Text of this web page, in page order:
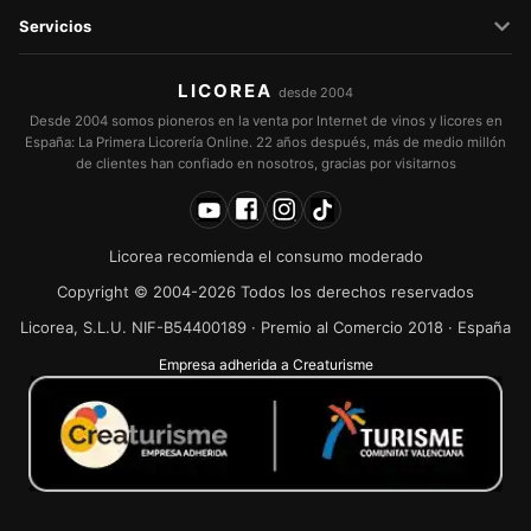
Servicios
LICOREA desde 2004
Desde 2004 somos pioneros en la venta por Internet de vinos y licores en
España: La Primera Licorería Online. 22 años después, más de medio millón
de clientes han confiado en nosotros, gracias por visitarnos
Licorea recomienda el consumo moderado
Copyright © 2004-2026 Todos los derechos reservados
Licorea, S.L.U. NIF-B54400189 · Premio al Comercio 2018 · España
Empresa adherida a Creaturisme